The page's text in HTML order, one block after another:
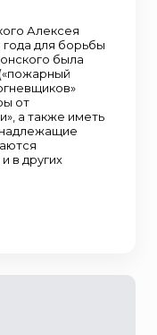
Алексея
года для борьбы
была
от
а также иметь
в других